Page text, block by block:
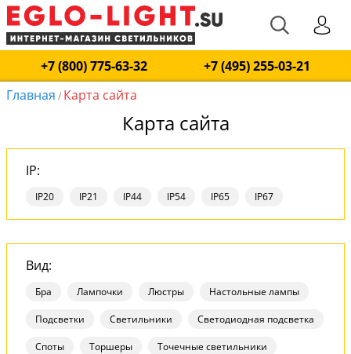
+7 (800) 775-63-32
+7 (495) 255-03-21
Главная / Карта сайта
Карта сайта
IP:
IP20 IP21 IP44 IP54 IP65 IP67
Вид:
Бра Лампочки Люстры Настольные лампы
Подсветки Светильники Светодиодная подсветка
Споты Торшеры Точечные светильники